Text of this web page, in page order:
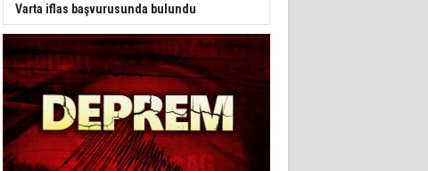
Varta iflas başvurusunda bulundu